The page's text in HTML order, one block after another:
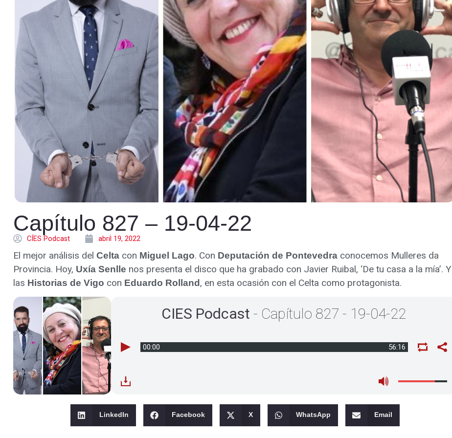
Capítulo 827 – 19-04-22
CÍES Podcast abril 19, 2022
El mejor análisis del Celta con Miguel Lago. Con Deputación de Pontevedra conocemos Mulleres da
Provincia. Hoy, Uxía Senlle nos presenta el disco que ha grabado con Javier Ruibal, ‘De tu casa a la mía’. Y
las Historias de Vigo con Eduardo Rolland, en esta ocasión con el Celta como protagonista.
CIES Podcast - Capítulo 827 - 19-04-22
00:00 56:16
LinkedIn Facebook X WhatsApp Email